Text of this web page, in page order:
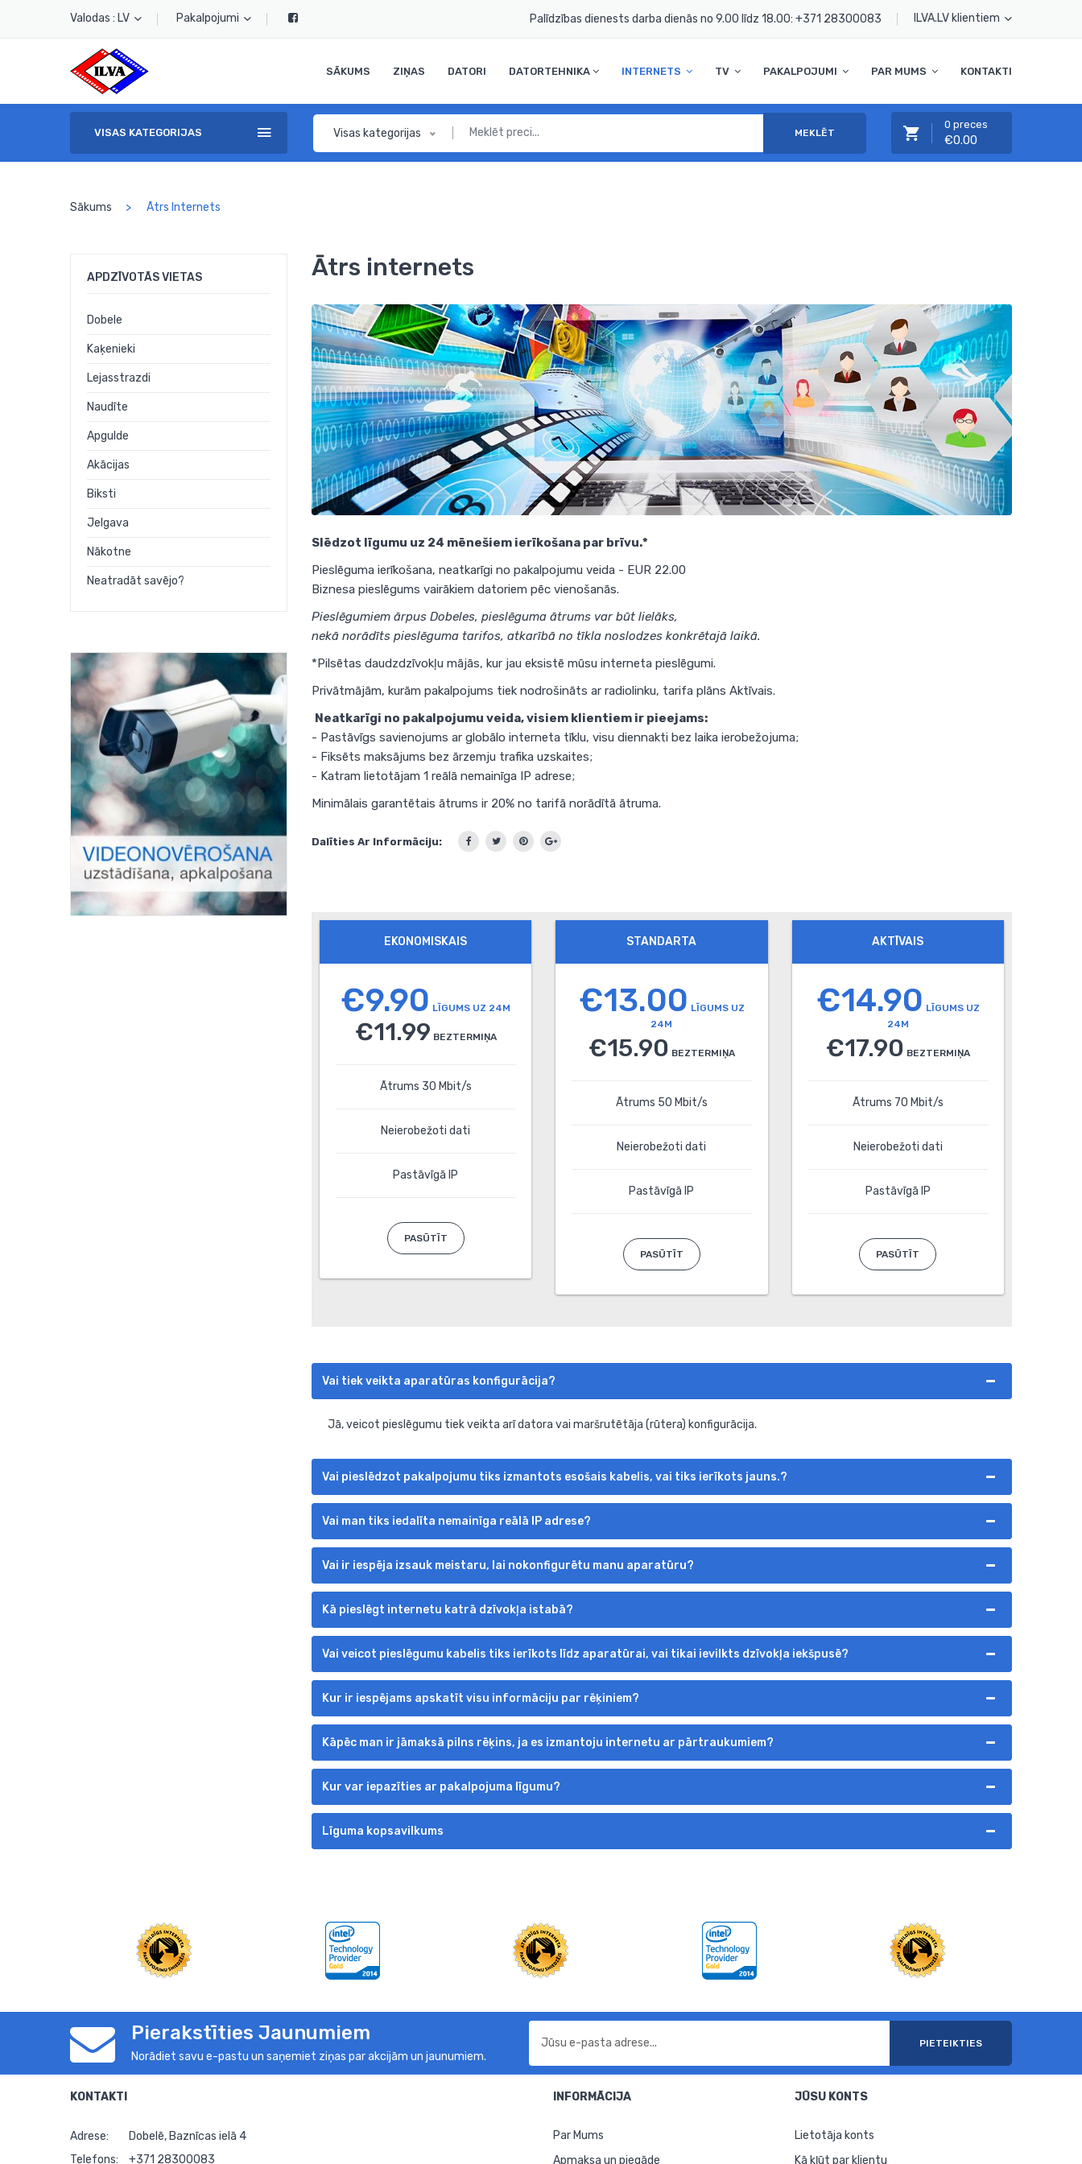
Valodas : LV Pakalpojumi Palīdzības dienests darba dienās no 9.00 līdz 18.00: +371 28300083 ILVA.LV klientiem
SĀKUMS ZIŅAS DATORI DATORTEHNIKA INTERNETS TV PAKALPOJUMI PAR MUMS KONTAKTI
VISAS KATEGORIJAS Visas kategorijas MEKLĒT
0 preces
€0.00
Sākums Ātrs Internets
APDZĪVOTĀS VIETAS
Dobele
Kaķenieki
Lejasstrazdi
Naudīte
Apgulde
Akācijas
Biksti
Jelgava
Nākotne
Neatradāt savējo?
Ātrs internets
Slēdzot līgumu uz 24 mēnešiem ierīkošana par brīvu.*
Pieslēguma ierīkošana, neatkarīgi no pakalpojumu veida - EUR 22.00
Biznesa pieslēgums vairākiem datoriem pēc vienošanās.
Pieslēgumiem ārpus Dobeles, pieslēguma ātrums var būt lielāks,
nekā norādīts pieslēguma tarifos, atkarībā no tīkla noslodzes konkrētajā laikā.
*Pilsētas daudzdzīvokļu mājās, kur jau eksistē mūsu interneta pieslēgumi.
Privātmājām, kurām pakalpojums tiek nodrošināts ar radiolinku, tarifa plāns Aktīvais.
Neatkarīgi no pakalpojumu veida, visiem klientiem ir pieejams:
- Pastāvīgs savienojums ar globālo interneta tīklu, visu diennakti bez laika ierobežojuma;
- Fiksēts maksājums bez ārzemju trafika uzskaites;
- Katram lietotājam 1 reālā nemainīga IP adrese;
Minimālais garantētais ātrums ir 20% no tarifā norādītā ātruma.
Dalīties Ar Informāciju:
EKONOMISKAIS
€9.90 LĪGUMS UZ 24M
€11.99 BEZTERMIŅA
Ātrums 30 Mbit/s
Neierobežoti dati
Pastāvīgā IP
PASŪTĪT
STANDARTA
€13.00 LĪGUMS UZ
24M
€15.90 BEZTERMIŅA
Ātrums 50 Mbit/s
Neierobežoti dati
Pastāvīgā IP
PASŪTĪT
AKTĪVAIS
€14.90 LĪGUMS UZ
24M
€17.90 BEZTERMIŅA
Ātrums 70 Mbit/s
Neierobežoti dati
Pastāvīgā IP
PASŪTĪT
Vai tiek veikta aparatūras konfigurācija?
Jā, veicot pieslēgumu tiek veikta arī datora vai maršrutētāja (rūtera) konfigurācija.
Vai pieslēdzot pakalpojumu tiks izmantots esošais kabelis, vai tiks ierīkots jauns.?
Vai man tiks iedalīta nemainīga reālā IP adrese?
Vai ir iespēja izsauk meistaru, lai nokonfigurētu manu aparatūru?
Kā pieslēgt internetu katrā dzīvokļa istabā?
Vai veicot pieslēgumu kabelis tiks ierīkots līdz aparatūrai, vai tikai ievilkts dzīvokļa iekšpusē?
Kur ir iespējams apskatīt visu informāciju par rēķiniem?
Kāpēc man ir jāmaksā pilns rēķins, ja es izmantoju internetu ar pārtraukumiem?
Kur var iepazīties ar pakalpojuma līgumu?
Līguma kopsavilkums
Pierakstīties Jaunumiem
Norādiet savu e-pastu un saņemiet ziņas par akcijām un jaunumiem.
PIETEIKTIES
KONTAKTI
Adrese:
Dobelē, Baznīcas ielā 4
Telefons:
+371 28300083
INFORMĀCIJA
Par Mums
Apmaksa un piegāde
JŪSU KONTS
Lietotāja konts
Kā kļūt par klientu